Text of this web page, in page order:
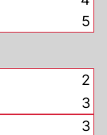
5
2
3
3